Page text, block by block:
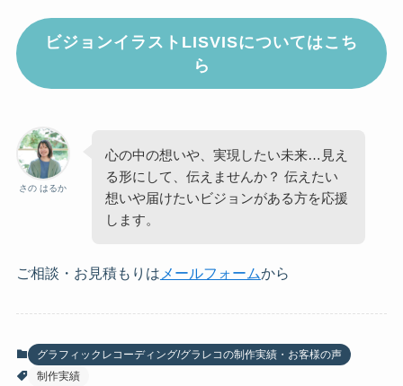
ビジョンイラストLISVISについてはこち
ら
さの はるか
心の中の想いや、実現したい未来…見え
る形にして、伝えませんか？ 伝えたい
想いや届けたいビジョンがある方を応援
します。
ご相談・お見積もりは メールフォームから
グラフィックレコーディング/グラレコの制作実績・お客様の声
制作実績